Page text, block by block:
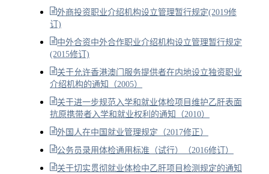
外商投资职业介绍机构设立管理暂行规定(2019修
订)
中外合资中外合作职业介绍机构设立管理暂行规定
(2015修订)
关于允许香港澳门服务提供者在内地设立独资职业
介绍机构的通知（2005）
关于进一步规范入学和就业体检项目维护乙肝表面
抗原携带者入学和就业权利的通知（2010）
外国人在中国就业管理规定（2017修正）
公务员录用体检通用标准（试行）（2016修订）
关于切实贯彻就业体检中乙肝项目检测规定的通知